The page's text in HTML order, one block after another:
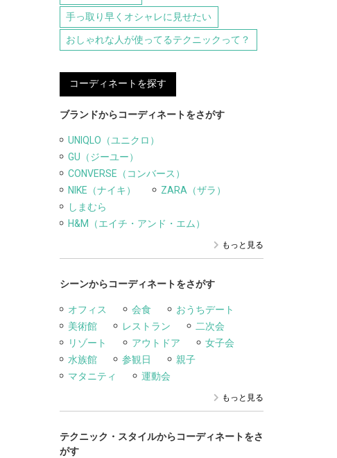
手っ取り早くオシャレに見せたい
おしゃれな人が使ってるテクニックって？
コーディネートを探す
ブランドからコーディネートをさがす
UNIQLO（ユニクロ）
GU（ジーユー）
CONVERSE（コンバース）
NIKE（ナイキ）
ZARA（ザラ）
しまむら
H&M（エイチ・アンド・エム）
もっと見る
シーンからコーディネートをさがす
オフィス 会食
おうちデート
美術館
レストラン
二次会
リゾート
アウトドア
女子会
水族館
参観日
親子
マタニティ
運動会
もっと見る
テクニック・スタイルからコーディネートをさ
がす